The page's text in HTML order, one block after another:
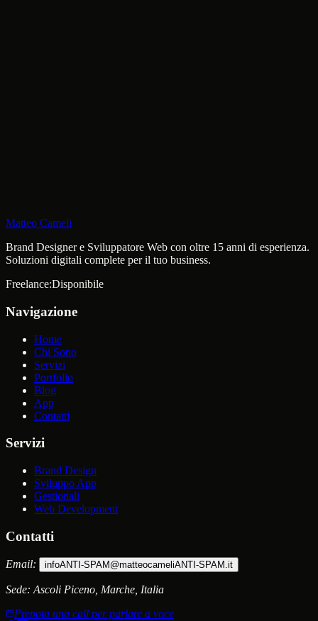
Matteo Cameli
Brand Designer e Sviluppatore Web con oltre 15 anni di esperienza.
Soluzioni digitali complete per il tuo business.
Freelance:Disponibile
Navigazione
Home
Chi Sono
Servizi
Portfolio
Blog
App
Contatti
Servizi
Brand Design
Sviluppo App
Gestionali
Web Development
Contatti
Email: infoANTI-SPAM @matteocameliANTI-SPAM .it
Sede:Ascoli Piceno, Marche, Italia
Prenota una call per parlare a voce